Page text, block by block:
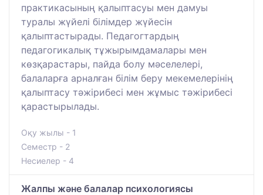
практикасының қалыптасуы мен дамуы
туралы жүйелі білімдер жүйесін
қалыптастырады. Педагогтардың
педагогикалық тұжырымдамалары мен
көзқарастары, пайда болу мәселелері,
балаларға арналған білім беру мекемелерінің
қалыптасу тәжірибесі мен жұмыс тәжірибесі
қарастырылады.
Оқу жылы - 1
Семестр - 2
Несиелер - 4
Жалпы және балалар психологиясы